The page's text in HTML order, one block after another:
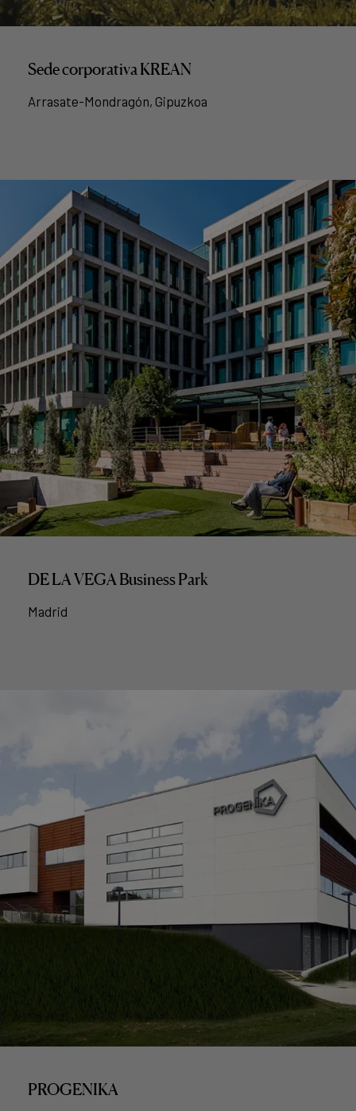
Sede corporativa KREAN
Arrasate-Mondragón, Gipuzkoa
DE LA VEGA Business Park
Madrid
PROGENIKA